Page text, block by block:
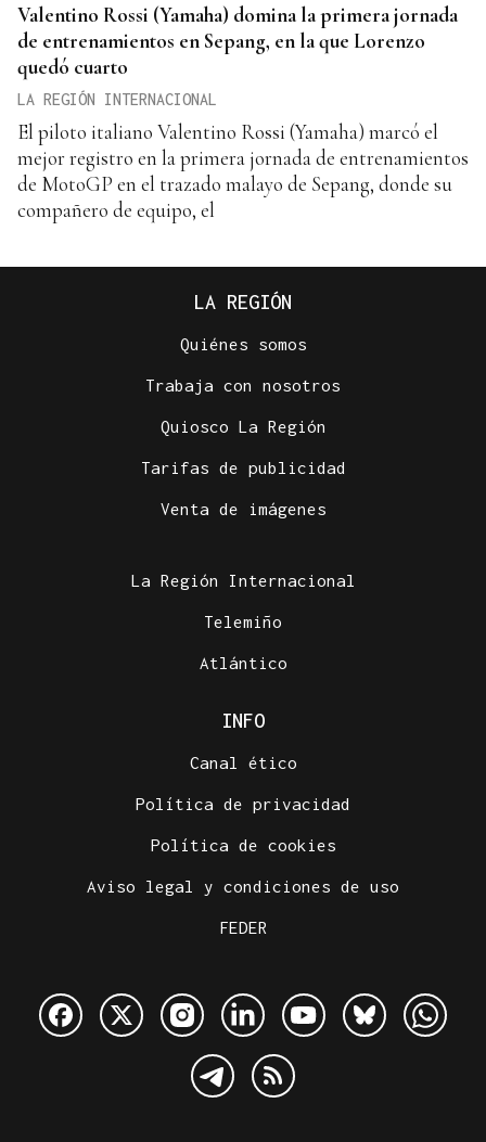
Valentino Rossi (Yamaha) domina la primera jornada
de entrenamientos en Sepang, en la que Lorenzo
quedó cuarto
LA REGIÓN INTERNACIONAL
El piloto italiano Valentino Rossi (Yamaha) marcó el
mejor registro en la primera jornada de entrenamientos
de MotoGP en el trazado malayo de Sepang, donde su
compañero de equipo, el
LA REGIÓN
Quiénes somos
Trabaja con nosotros
Quiosco La Región
Tarifas de publicidad
Venta de imágenes
La Región Internacional
Telemiño
Atlántico
INFO
Canal ético
Política de privacidad
Política de cookies
Aviso legal y condiciones de uso
FEDER